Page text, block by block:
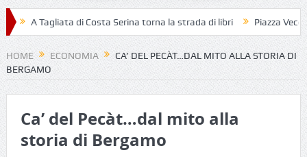
A Tagliata di Costa Serina torna la strada di libri Piazza Vecchia
HOME ECONOMIA
CA’ DEL PECÀT…DAL MITO ALLA STORIA DI
BERGAMO
Ca’ del Pecàt…dal mito alla
storia di Bergamo